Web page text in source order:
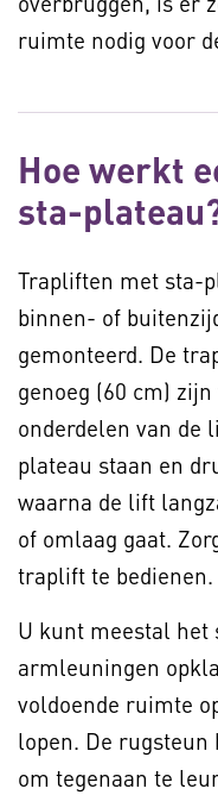
ruimte nodig voor
Hoe werkt
sta-
Trapliften met sta-
binnen- of
gemonteerd. De
genoeg (60 cm)
onderdelen van de
plateau staan en
waarna de lift
of omlaag gaat.
traplift te bedienen.
U kunt meestal het
armleuningen
voldoende ruimte
lopen. De
om tegenaan te